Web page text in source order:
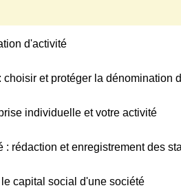
d'activité
choisir et protéger la dénomination
individuelle et votre activité
: rédaction et enregistrement des
capital social d'une société